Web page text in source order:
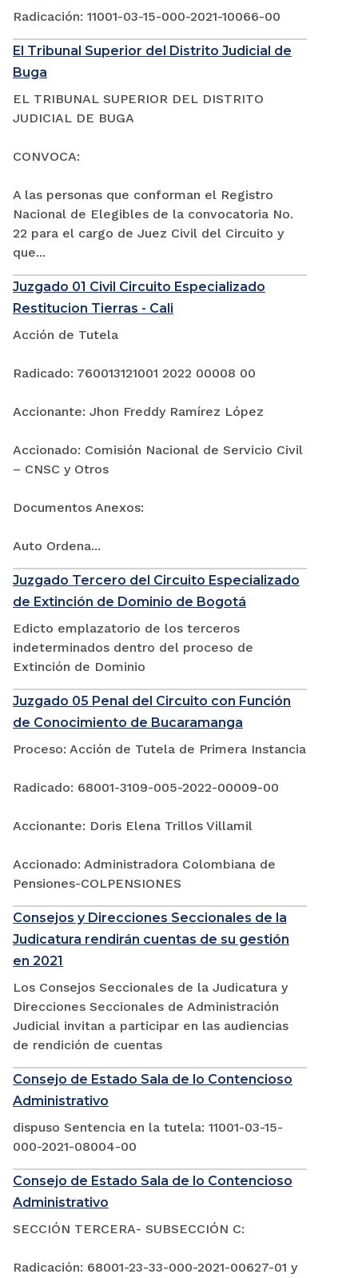
Radicación: 11001-03-15-000-2021-10066-00
El Tribunal Superior del Distrito Judicial de
Buga
EL TRIBUNAL SUPERIOR DEL DISTRITO
JUDICIAL DE BUGA
CONVOCA:
A las personas que conforman el Registro
Nacional de Elegibles de la convocatoria No.
22 para el cargo de Juez Civil del Circuito y
que...
Juzgado 01 Civil Circuito Especializado
Restitucion Tierras - Cali
Acción de Tutela
Radicado: 760013121001 2022 00008 00
Accionante: Jhon Freddy Ramírez López
Accionado: Comisión Nacional de Servicio Civil
– CNSC y Otros
Documentos Anexos:
Auto Ordena...
Juzgado Tercero del Circuito Especializado
de Extinción de Dominio de Bogotá
Edicto emplazatorio de los terceros
indeterminados dentro del proceso de
Extinción de Dominio
Juzgado 05 Penal del Circuito con Función
de Conocimiento de Bucaramanga
Proceso: Acción de Tutela de Primera Instancia
Radicado: 68001-3109-005-2022-00009-00
Accionante: Doris Elena Trillos Villamil
Accionado: Administradora Colombiana de
Pensiones-COLPENSIONES
Consejos y Direcciones Seccionales de la
Judicatura rendirán cuentas de su gestión
en 2021
Los Consejos Seccionales de la Judicatura y
Direcciones Seccionales de Administración
Judicial invitan a participar en las audiencias
de rendición de cuentas
Consejo de Estado Sala de lo Contencioso
Administrativo
dispuso Sentencia en la tutela: 11001-03-15-
000-2021-08004-00
Consejo de Estado Sala de lo Contencioso
Administrativo
SECCIÓN TERCERA- SUBSECCIÓN C:
Radicación: 68001-23-33-000-2021-00627-01 y